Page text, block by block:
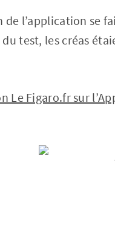
l’application se
test, les créas
Le Figaro.fr sur